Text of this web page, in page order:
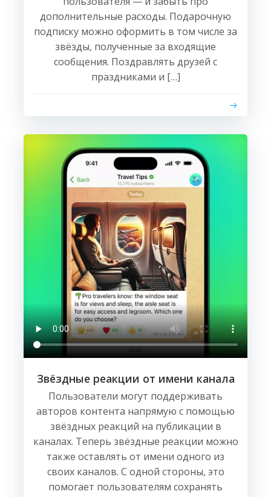
дополнительные расходы. Подарочную
подписку можно оформить в том числе за
звёзды, полученные за входящие
сообщения. Поздравлять друзей с
праздниками и […]
Звёздные реакции от имени канала
Пользователи могут поддерживать
авторов контента напрямую с помощью
звёздных реакций на публикации в
каналах. Теперь звёздные реакции можно
также оставлять от имени одного из
своих каналов. С одной стороны, это
помогает пользователям сохранять